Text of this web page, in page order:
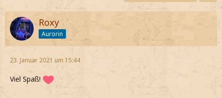
Jetzt Fanclub-Mitglied werden!
Roxy
Aurorin
23. Januar 2021 um 15:44
Viel Spaß!